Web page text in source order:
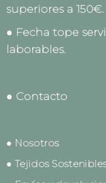
superiores a 150€.
● Fecha tope
laborables.
● Contacto
● Nosotros
● Tejidos